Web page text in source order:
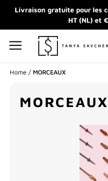
Livraison gratuite pour les
HT (NL) et
Home / MORCEAUX
MORCEAUX